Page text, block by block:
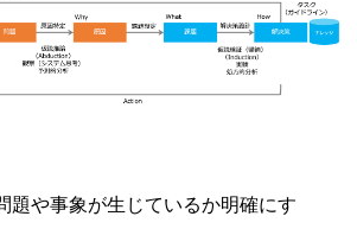
題や事象が生じているか明確にす